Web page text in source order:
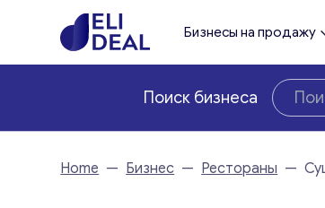
Бизнесы на продажу
Поиск бизнеса
Home — Бизнес — Рестораны —